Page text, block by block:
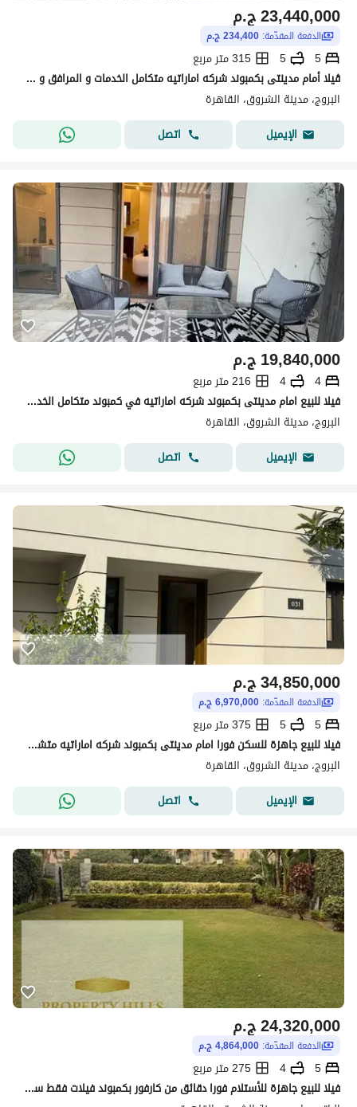
ج.م23,440,000
الدفعة المقدّمة: 234,400 ج.م
5
5
315 متر مربع
ڤيلا أمام مدينتى بكمبوند شركه اماراتيه متكامل الخدمات و المرافق و متاح بيعها كاش بخصم 20% كاش و متاح التقسيط ب 0% مقدم
البروج، مدينة الشروق، القاهرة
الإيميل
اتصل
ج.م19,840,000
4
4
216 متر مربع
فيلا للبيع امام مدينتى بكمبوند شركه اماراتيه في كمبوند متكامل الخدمات و المرافق
البروج، مدينة الشروق، القاهرة
الإيميل
اتصل
ج.م34,850,000
الدفعة المقدّمة: 6,970,000 ج.م
5
5
375 متر مربع
فيلا للبيع جاهزة للسكن فورا امام مدينتى بكمبوند شركه اماراتيه متشطبه بالكامل عالمعاينه
البروج، مدينة الشروق، القاهرة
الإيميل
اتصل
ج.م24,320,000
الدفعة المقدّمة: 4,864,000 ج.م
5
4
275 متر مربع
فيلا للبيع جاهزة للأستلام فورا دقائق من كارفور بكمبوند فيلات فقط ساكن بالفعل